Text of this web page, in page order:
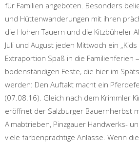
für Familien angeboten. Besonders
und Hüttenwanderungen mit ihren
die Hohen Tauern und die Kitzbüheler
Juli und August jeden Mittwoch ein „Kids
Extraportion Spaß in die Familienferien
bodenständigen Feste, die hier im
werden: Den Auftakt macht ein
(07.08.16). Gleich nach dem Krimmler
eröffnet der Salzburger Bauernherbst
Almabtrieben, Pinzgauer Handwerks-
viele farbenprächtige Anlässe. Wenn